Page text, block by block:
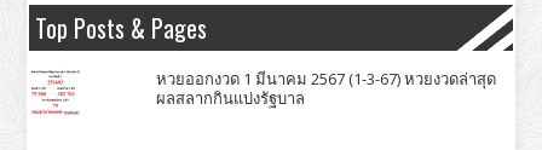
Top Posts & Pages
หวยออกงวด 1 มีนาคม 2567 (1-3-67) หวยงวดล่าสุด
ผลสลากกินแบ่งรัฐบาล